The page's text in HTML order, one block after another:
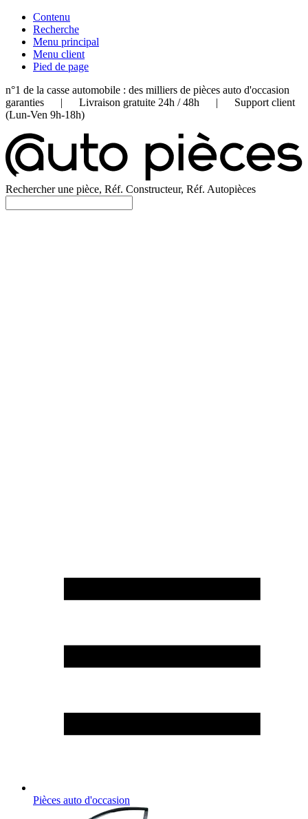
Contenu
Recherche
Menu principal
Menu client
Pied de page
n°1 de la casse automobile : des milliers de pièces auto d'occasion
garanties | Livraison gratuite 24h / 48h | Support client
(Lun-Ven 9h-18h)
Rechercher une pièce, Réf. Constructeur, Réf. Autopièces
Pièces auto d'occasion